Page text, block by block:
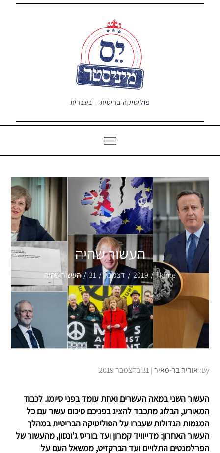
פוליטיקה בריטית – בעברית
העשור שהיה
Home
2019 דצמבר 31 העשור שהיה
By: אוריה בר-מאיר Posted
31 בדצמבר 2019
העשור השני במאה העשרים ואחת עומד בפני סיומו. לכבוד
המאורע, הבלוג מתכבד להציג בפניכם סיכום עשור עם כל
המגמות הגדולות שעברו על הפוליטיקה הבריטית במהלך
העשור האחרון: מדייוויד קמרון ועד בוריס ג’ונסון, מהעשור של
הפרלמנטים התלויים ועד הברקזיט, ממשאל העם על